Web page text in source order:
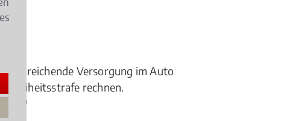
ausreichende Versorgung im Auto
Freiheitsstrafe rechnen.